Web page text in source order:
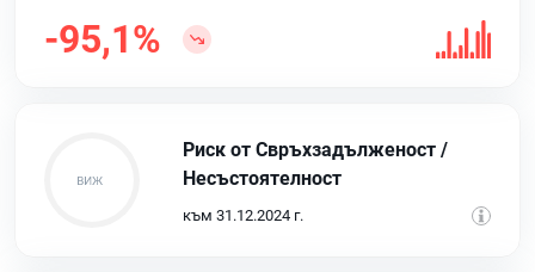
-95,1%
Риск от Свръхзадълженост /
Несъстоятелност
към 31.12.2024 г.